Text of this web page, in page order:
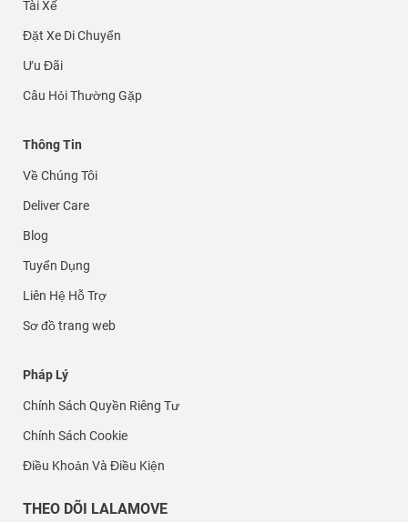
Tài Xế
Đặt Xe Di Chuyển
Ưu Đãi
Câu Hỏi Thường Gặp
Thông Tin
Về Chúng Tôi
Deliver Care
Blog
Tuyển Dụng
Liên Hệ Hỗ Trợ
Sơ đồ trang web
Pháp Lý
Chính Sách Quyền Riêng Tư
Chính Sách Cookie
Điều Khoản Và Điều Kiện
THEO DÕI LALAMOVE